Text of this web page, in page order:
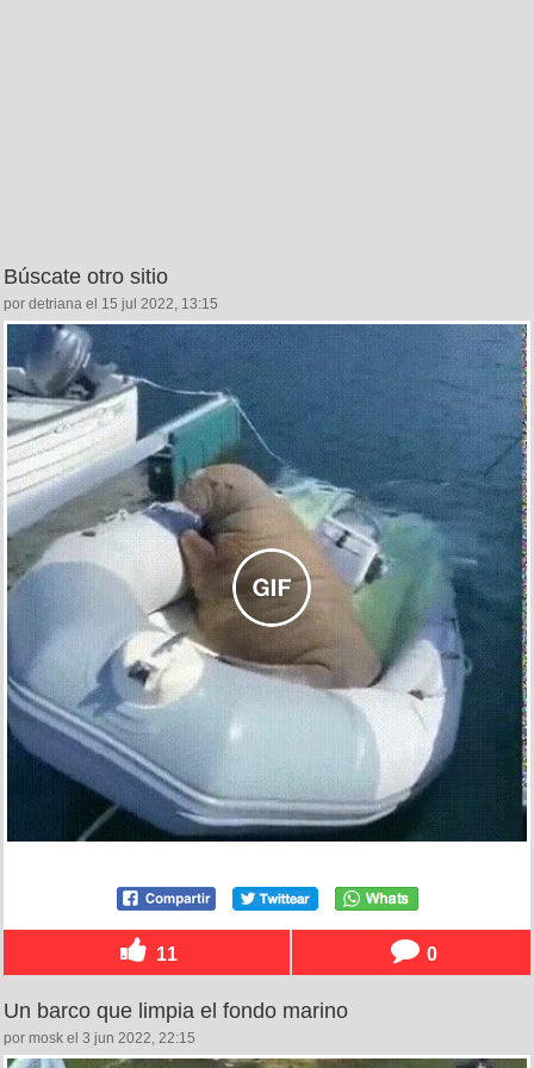
Búscate otro sitio
por detriana el 15 jul 2022, 13:15
11 0
Un barco que limpia el fondo marino
por mosk el 3 jun 2022, 22:15